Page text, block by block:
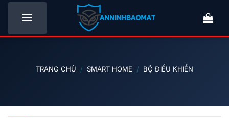
Bỏ
nội
TRANG CHỦ / SMART HOME / BỘ ĐIỀU KHIỂN